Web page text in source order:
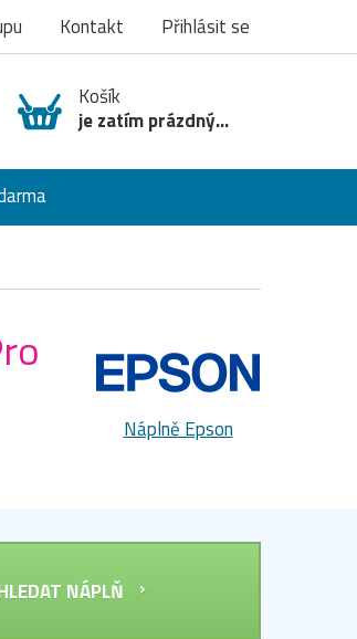
Kontakt Přihlásit se
Košík
je zatím prázdný...
Náplně Epson
NÁPLŇ